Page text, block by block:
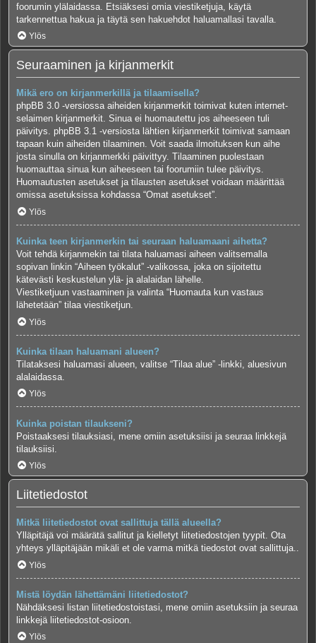
foorumin ylälaidassa. Etsiäksesi omia viestiketjuja, käytä
tarkennettua hakua ja täytä sen hakuehdot haluamallasi tavalla.
Ylös
Seuraaminen ja kirjanmerkit
Mikä ero on kirjanmerkillä ja tilaamisella?
phpBB 3.0 -versiossa aiheiden kirjanmerkit toimivat kuten internet-
selaimen kirjanmerkit. Sinua ei huomautettu jos aiheeseen tuli
päivitys. phpBB 3.1 -versiosta lähtien kirjanmerkit toimivat samaan
tapaan kuin aiheiden tilaaminen. Voit saada ilmoituksen kun aihe
josta sinulla on kirjanmerkki päivittyy. Tilaaminen puolestaan
huomauttaa sinua kun aiheeseen tai foorumiin tulee päivitys.
Huomautusten asetukset ja tilausten asetukset voidaan määrittää
omissa asetuksissa kohdassa “Omat asetukset”.
Ylös
Kuinka teen kirjanmerkin tai seuraan haluamaani aihetta?
Voit tehdä kirjanmekin tai tilata haluamasi aiheen valitsemalla
sopivan linkin “Aiheen työkalut” -valikossa, joka on sijoitettu
kätevästi keskustelun ylä- ja alalaidan lähelle.
Viestiketjuun vastaaminen ja valinta “Huomauta kun vastaus
lähetetään” tilaa viestiketjun.
Ylös
Kuinka tilaan haluamani alueen?
Tilataksesi haluamasi alueen, valitse “Tilaa alue” -linkki, aluesivun
alalaidassa.
Ylös
Kuinka poistan tilaukseni?
Poistaaksesi tilauksiasi, mene omiin asetuksiisi ja seuraa linkkejä
tilauksiisi.
Ylös
Liitetiedostot
Mitkä liitetiedostot ovat sallittuja tällä alueella?
Ylläpitäjä voi määrätä sallitut ja kielletyt liitetiedostojen tyypit. Ota
yhteys ylläpitäjään mikäli et ole varma mitkä tiedostot ovat sallittuja..
Ylös
Mistä löydän lähettämäni liitetiedostot?
Nähdäksesi listan liitetiedostoistasi, mene omiin asetuksiin ja seuraa
linkkejä liitetiedostot-osioon.
Ylös